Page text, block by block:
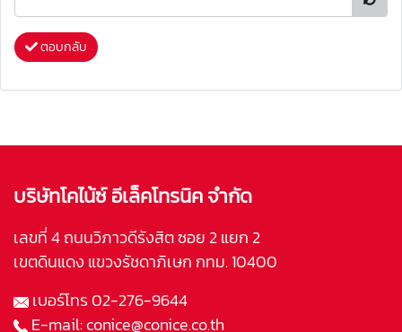
ตอบกลับ
บริษัทโคไน้ซ์ อีเล็คโทรนิค จำกัด
เลขที่ 4 ถนนวิภาวดีรังสิต ซอย 2 แยก 2
เขตดินแดง แขวงรัชดาภิเษก กทม. 10400
เบอร์โทร02-276-9644
E-mail:conice@conice.co.th